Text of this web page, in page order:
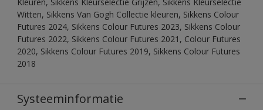
Witten, Sikkens Van Gogh Collectie kleuren, Sikkens Colour
Futures 2024, Sikkens Colour Futures 2023, Sikkens Colour
Futures 2022, Sikkens Colour Futures 2021, Colour Futures
2020, Sikkens Colour Futures 2019, Sikkens Colour Futures
2018
Systeeminformatie